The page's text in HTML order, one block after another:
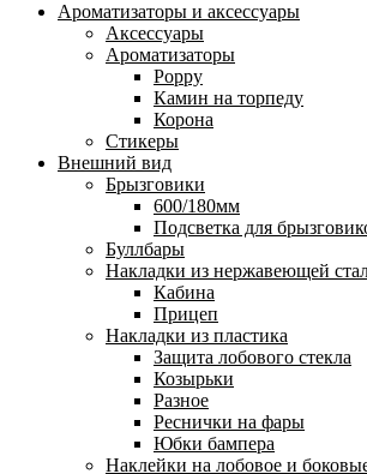
Ароматизаторы и аксессуары
Аксессуары
Ароматизаторы
Poppy
Камин на торпеду
Корона
Стикеры
Внешний вид
Брызговики
600/180мм
Подсветка для
Буллбары
Накладки из нержавеющей
Кабина
Прицеп
Накладки из пластика
Защита лобового стекла
Козырьки
Разное
Реснички на фары
Юбки бампера
Наклейки на лобовое и